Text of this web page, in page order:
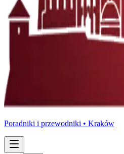
Poradniki i przewodniki • Kraków